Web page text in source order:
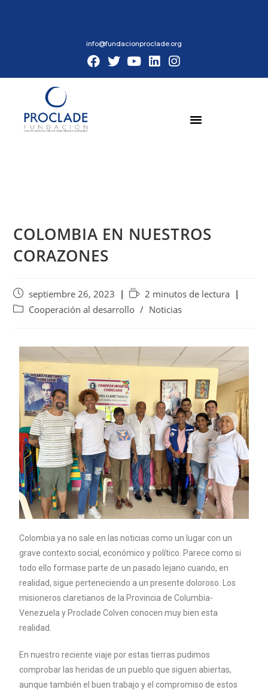
info@fundacionproclade.org
COLOMBIA EN NUESTROS
CORAZONES
septiembre 26, 2023
2 minutos de lectura
Cooperación al desarrollo / Noticias
Colombia ya no sale en las noticias como un lugar con un
grave contexto social, económico y político. Parece como si
todo ello formase parte de un pasado lejano cuando, en
realidad, sigue perteneciendo a un presente doloroso. Los
misioneros claretianos de la Provincia de Columbia-
Venezuela y Proclade Colven conocen muy bien esta
realidad.
En nuestro reciente viaje por estas tierras pudimos
comprobar las heridas de un pueblo que siguen abiertas,
aunque también el buen trabajo y el compromiso de estos